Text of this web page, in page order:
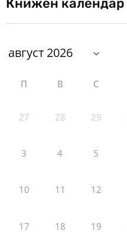
П В С
27 28 29
3 4 5
10 11 12
17 18 19